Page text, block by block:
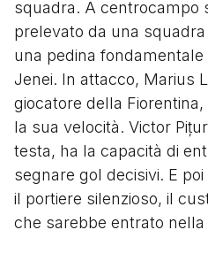
squadra. A centrocampo
prelevato da una
una pedina
Jenei. In attacco, Marius
giocatore della
la sua velocità. Victor
testa, ha la capacità di
segnare gol decisivi. E
il portiere silenzioso, il
che sarebbe entrato